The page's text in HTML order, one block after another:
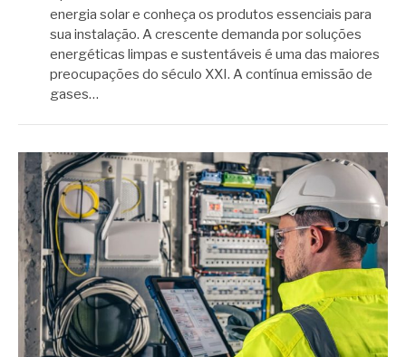
energia solar e conheça os produtos essenciais para
sua instalação. A crescente demanda por soluções
energéticas limpas e sustentáveis é uma das maiores
preocupações do século XXI. A contínua emissão de
gases…